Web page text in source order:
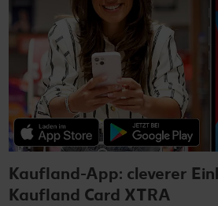
Kaufland-App: cleverer
Kaufland Card XTRA